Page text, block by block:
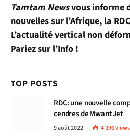
Tamtam Newsvous informe
nouvelles sur l’Afrique, la
L’actualité vertical non
Pariez sur l’Info !
TOP POSTS
RDC: une nouvelle
cendres de Mwant Jet
9 août 2022 4 396Views